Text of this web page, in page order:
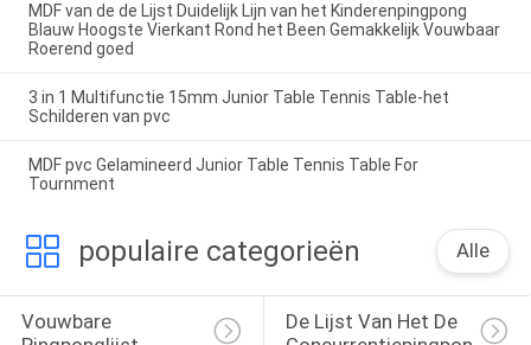
MDF van de de Lijst Duidelijk Lijn van het Kinderenpingpong
Blauw Hoogste Vierkant Rond het Been Gemakkelijk Vouwbaar
Roerend goed
3 in 1 Multifunctie 15mm Junior Table Tennis Table-het
Schilderen van pvc
MDF pvc Gelamineerd Junior Table Tennis Table For
Tournment
populaire categorieën Alle
Vouwbare
De Lijst Van Het De